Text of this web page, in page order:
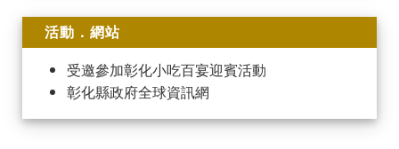
活動．網站
受邀參加彰化小吃百宴迎賓活動
彰化縣政府全球資訊網